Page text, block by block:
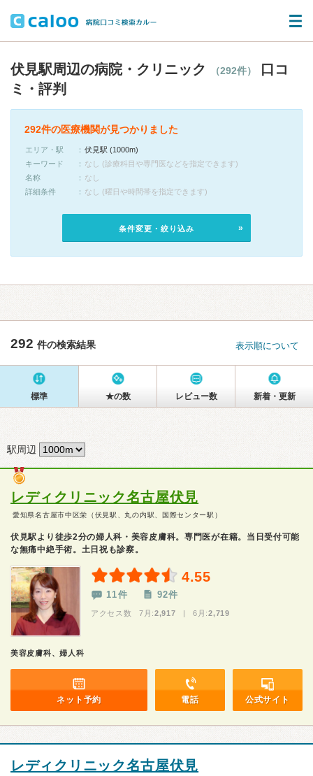
伏見駅周辺の病院・クリニック （292件）
口コ
ミ・評判
292件の医療機関が見つかりました
エリア・駅
伏見駅 (1000m)
キーワード
なし (診療科目や専門医などを指定できます)
名称
なし
詳細条件
なし (曜日や時間帯を指定できます)
条件変更・絞り込み
292 件の検索結果 表示順について
標準 ★の数 レビュー数 新着・更新
駅周辺
レディクリニック名古屋伏見
愛知県名古屋市中区栄（伏見駅、丸の内駅、国際センター駅）
伏見駅より徒歩2分の婦人科・美容皮膚科。専門医が在籍。当日受付可能
な無痛中絶手術。土日祝も診察。
4.55
11件 92件
アクセス数 7月:2,917 | 6月:2,719
美容皮膚科、婦人科
ネット予約 電話 公式サイト
レディクリニック名古屋伏見